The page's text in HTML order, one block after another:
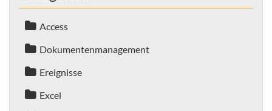
Access
Dokumentenmanagement
Ereignisse
Excel